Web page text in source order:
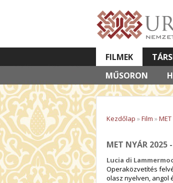
FILMEK
MŰSORON
VETÍTETT KÉPES
Kezdőlap »Film »
MET NYÁR 2025
Lucia di
Operaközvetítés
olasz nyelven, angol